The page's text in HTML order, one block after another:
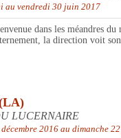
au vendredi 30 juin 2017
dans les méandres
la direction voit
LUCERNAIRE
2016 au dimanche